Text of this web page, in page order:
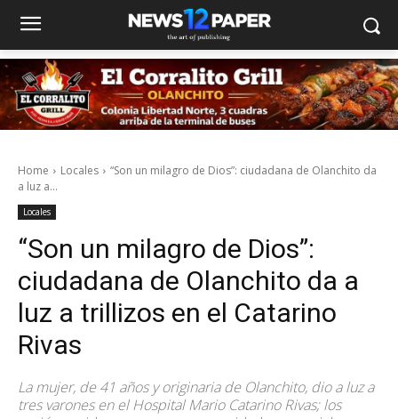
Home Locales
“Son un milagro de Dios”: ciudadana de Olanchito da
a luz a...
Locales
“Son un milagro de Dios”:
ciudadana de Olanchito da a
luz a trillizos en el Catarino
Rivas
La mujer, de 41 años y originaria de Olanchito, dio a luz a
tres varones en el Hospital Mario Catarino Rivas; los